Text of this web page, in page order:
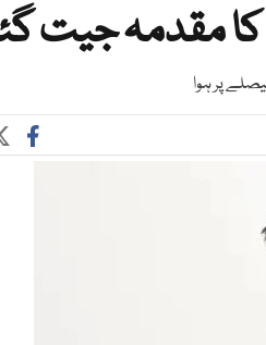
کا مقدمہ جیت
پر ہوا